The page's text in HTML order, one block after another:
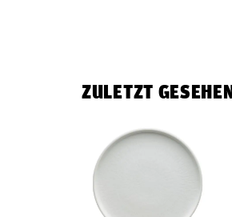
ZULETZT GESEHEN